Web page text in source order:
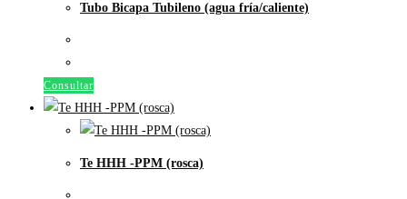
Tubo Bicapa Tubileno (agua fría/caliente)
Consultar
Te HHH -PPM (rosca)